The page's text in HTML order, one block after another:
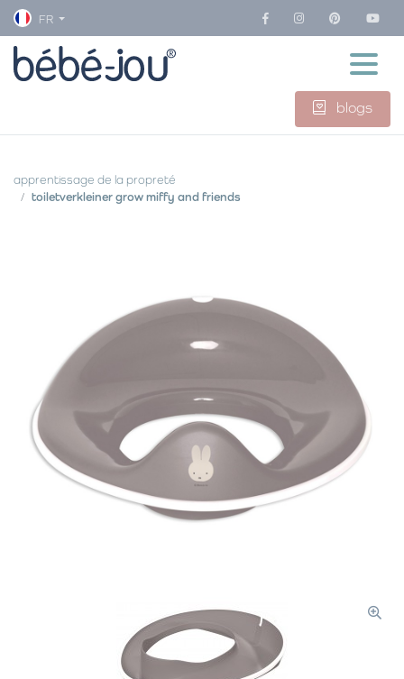
FR
blogs
apprentissage de la propreté
toiletverkleiner grow miffy and friends